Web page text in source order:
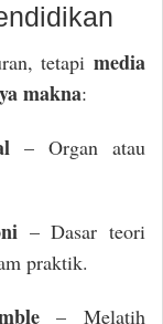
tetapi media
makna:
– Organ atau
– Dasar teori
praktik.
– Melatih